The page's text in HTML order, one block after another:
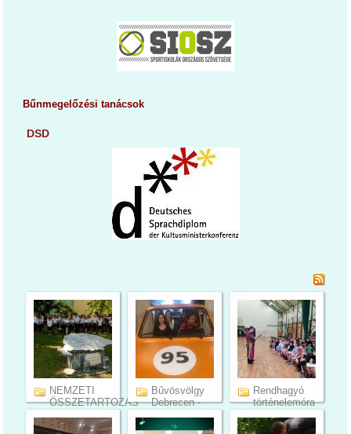
Bűnmegelőzési tanácsok
DSD
NEMZETI
ÖSSZETARTOZÁS
Bűvösvölgy
Debrecen -
Rendhagyó
történelemóra